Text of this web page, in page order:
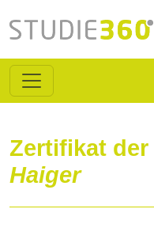
Zertifikat der
Haiger